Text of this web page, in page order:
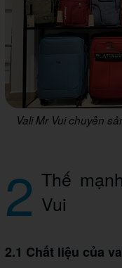
Vali Mr Vui chuyên
2 Thế
Vui
2.1 Chất liệu của